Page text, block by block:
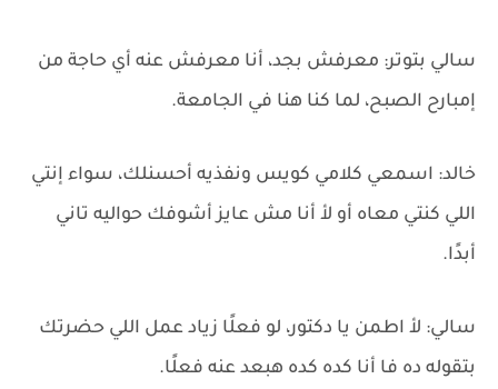
سالي بتوتر: معرفش بجد، أنا معرفش عنه أي حاجة من
إمبارح الصبح، لما كنا هنا في الجامعة.
خالد: اسمعي كلامي كويس ونفذيه أحسنلك، سواء إنتي
اللي كنتي معاه أو لأ أنا مش عايز أشوفك حواليه تاني
أبدًا.
سالي: لأ اطمن يا دكتور، لو فعلًا زياد عمل اللي حضرتك
بتقوله ده فا أنا كده كده هبعد عنه فعلًا.